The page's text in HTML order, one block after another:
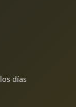
días